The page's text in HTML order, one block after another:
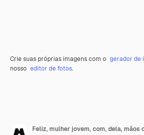
Crie suas próprias imagens com o gerador de
nosso editor de fotos.
Feliz, mulher jovem, com, dela, mãos